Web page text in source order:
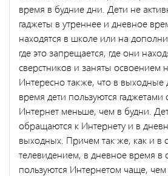
время в будние дни. Дети не
гаджеты в утреннее и дневное
находятся в школе или на
где это запрещается, где они
сверстников и заняты освоением
Интересно также, что в выходные
время дети пользуются гаджетами
Интернет меньше, чем в будни.
обращаются к Интернету и в
выходных. Причем так же, как и в
телевидением, в дневное время в
пользуются Интернетом чаще,